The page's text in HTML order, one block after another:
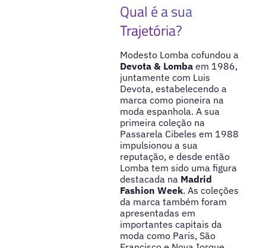
Qual é a sua
Trajetória?
Modesto Lomba cofundou a
Devota & Lombaem 1986,
juntamente com Luis
Devota, estabelecendo a
marca como pioneira na
moda espanhola. A sua
primeira coleção na
Passarela Cibeles em 1988
impulsionou a sua
reputação, e desde então
Lomba tem sido uma figura
destacada na Madrid
Fashion Week. As coleções
da marca também foram
apresentadas em
importantes capitais da
moda como Paris, São